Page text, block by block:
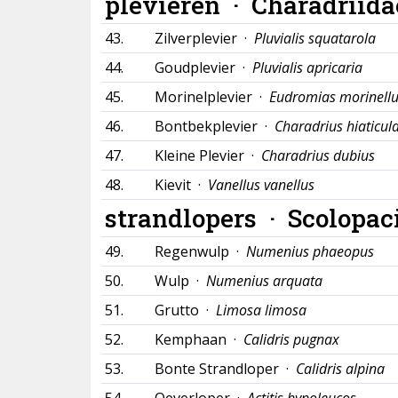
43. Zilverplevier · Pluvialis squatarola
44.
Goudplevier · Pluvialis apricaria
45.
Morinelplevier · Eudromias
46.
Bontbekplevier · Charadrius
47.
Kleine Plevier · Charadrius dubius
48.
Kievit · Vanellus vanellus
strandlopers ·
49. Regenwulp · Numenius phaeopus
50.
Wulp · Numenius arquata
51.
Grutto · Limosa limosa
52.
Kemphaan · Calidris pugnax
53.
Bonte Strandloper · Calidris alpina